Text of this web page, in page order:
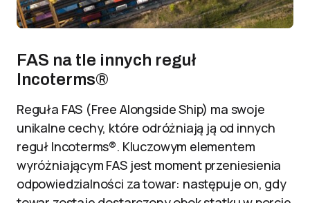
FAS na tle innych reguł
Incoterms®
Reguła FAS (Free Alongside Ship) ma swoje
unikalne cechy, które odróżniają ją od innych
reguł Incoterms®. Kluczowym elementem
wyróżniającym FAS jest moment przeniesienia
odpowiedzialności za towar: następuje on, gdy